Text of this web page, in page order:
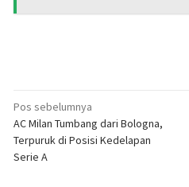
Navigasi
pos
Pos sebelumnya
AC Milan Tumbang dari Bologna,
Terpuruk di Posisi Kedelapan
Serie A